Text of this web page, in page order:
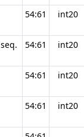
54:61 int20
54:61 int20
54:61 int20
54:61 int20